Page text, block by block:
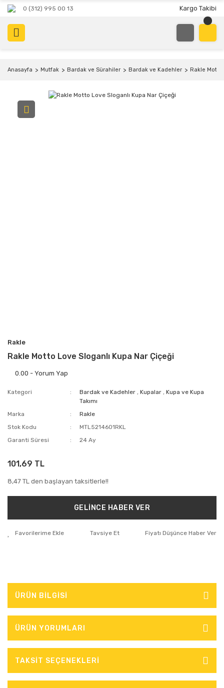
0 (312) 995 00 13 Kargo Takibi
Anasayfa Mutfak Bardak ve Sürahiler Bardak ve Kadehler Rakle Motto
Rakle
Rakle Motto Love Sloganlı Kupa Nar Çiçeği
0.00 - Yorum Yap
Kategori Bardak ve Kadehler ,Kupalar ,Kupa ve Kupa
Takımı
Marka
Rakle
Stok Kodu
MTL5214601RKL
Garanti Süresi
24 Ay
101,69 TL
8,47 TL den başlayan taksitlerle!!
GELİNCE HABER VER
Tavsiye Et Fiyatı Düşünce Haber Ver
ÜRÜN BİLGİSİ
ÜRÜN YORUMLARI
TAKSİT SEÇENEKLERİ